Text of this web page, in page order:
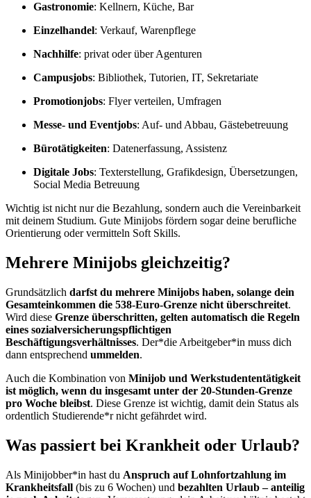
Gastronomie: Kellnern, Küche, Bar
Einzelhandel: Verkauf, Warenpflege
Nachhilfe: privat oder über Agenturen
Campusjobs: Bibliothek, Tutorien, IT, Sekretariate
Promotionjobs: Flyer verteilen, Umfragen
Messe- und Eventjobs: Auf- und Abbau, Gästebetreuung
Bürotätigkeiten: Datenerfassung, Assistenz
Digitale Jobs: Texterstellung, Grafikdesign, Übersetzungen,
Social Media Betreuung
Wichtig ist nicht nur die Bezahlung, sondern auch die Vereinbarkeit
mit deinem Studium. Gute Minijobs fördern sogar deine berufliche
Orientierung oder vermitteln Soft Skills.
Mehrere Minijobs gleichzeitig?
Grundsätzlich darfst du mehrere Minijobs haben, solange dein
Gesamteinkommen die 538-Euro-Grenze nicht überschreitet.
Wird diese Grenze überschritten, gelten automatisch die Regeln
eines sozialversicherungspflichtigen
Beschäftigungsverhältnisses. Der*die Arbeitgeber*in muss dich
dann entsprechend ummelden.
Auch die Kombination von Minijob und Werkstudententätigkeit
ist möglich, wenn du insgesamt unter der 20-Stunden-Grenze
pro Woche bleibst. Diese Grenze ist wichtig, damit dein Status als
ordentlich Studierende*r nicht gefährdet wird.
Was passiert bei Krankheit oder Urlaub?
Als Minijobber*in hast du Anspruch auf Lohnfortzahlung im
Krankheitsfall (bis zu 6 Wochen) und bezahlten Urlaub – anteilig